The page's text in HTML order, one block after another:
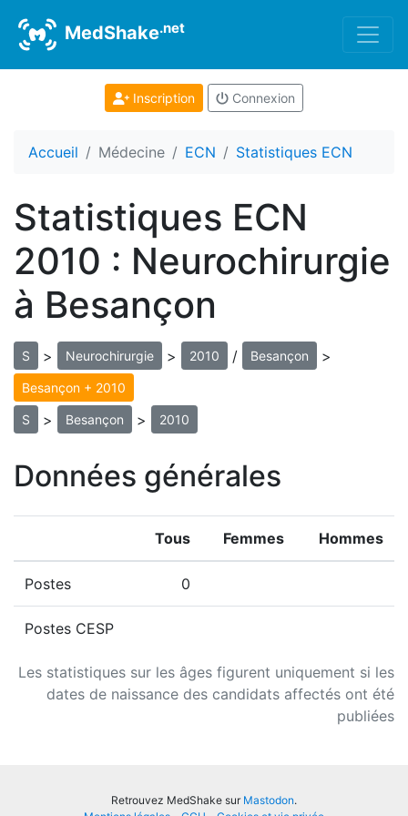
MedShake.net
Inscription Connexion
Accueil Médecine ECN Statistiques ECN
Statistiques ECN
2010 : Neurochirurgie
à Besançon
S > Neurochirurgie > 2010 / Besançon >
Besançon + 2010
S > Besançon > 2010
Données générales
Les statistiques sur les âges figurent uniquement si les
dates de naissance des candidats affectés ont été
publiées
Tous Femmes Hommes
Postes 0
Postes CESP
Retrouvez MedShake sur Mastodon.